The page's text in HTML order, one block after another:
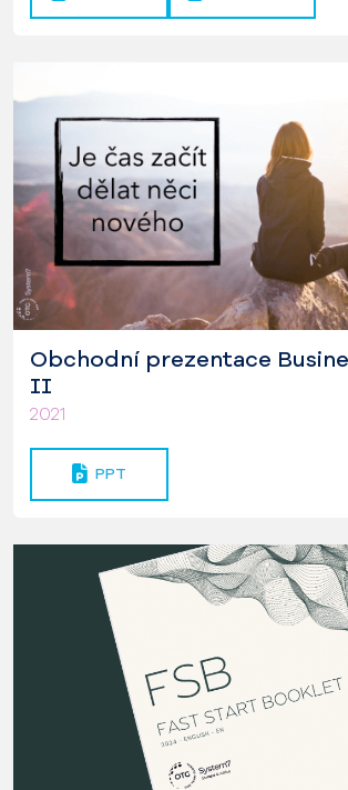
Obchodní prezentace
II
2021
PPT